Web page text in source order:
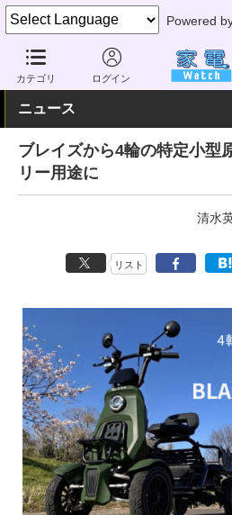
Powered
カテゴリ ログイン
家電 Watch その他・家電 アウトド
ニュース
ブレイズから4輪の特定小
リー用途に
清水
リスト